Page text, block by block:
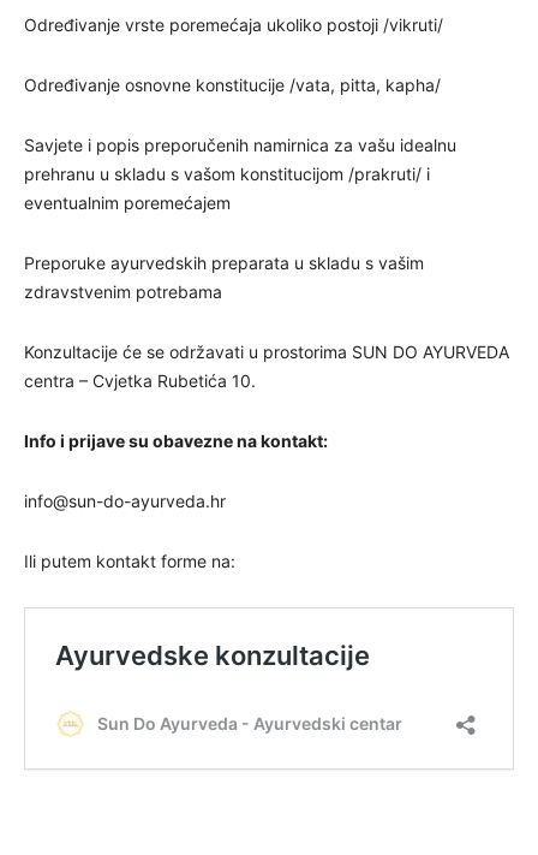
Određivanje vrste poremećaja ukoliko postoji /vikruti/
Određivanje osnovne konstitucije /vata, pitta, kapha/
Savjete i popis preporučenih namirnica za vašu idealnu
prehranu u skladu s vašom konstitucijom /prakruti/ i
eventualnim poremećajem
Preporuke ayurvedskih preparata u skladu s vašim
zdravstvenim potrebama
Konzultacije će se održavati u prostorima SUN DO AYURVEDA
centra – Cvjetka Rubetića 10.
Info i prijave su obavezne na kontakt:
info@sun-do-ayurveda.hr
Ili putem kontakt forme na: